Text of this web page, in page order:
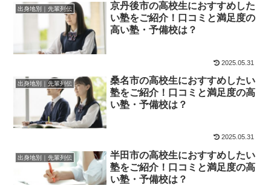
出身地別｜先輩列伝
京丹後市の高校生におすすめした
い塾をご紹介！口コミと満足度の
高い塾・予備校は？
2025.05.31
出身地別｜先輩列伝
桑名市の高校生におすすめしたい
塾をご紹介！口コミと満足度の高
い塾・予備校は？
2025.05.31
出身地別｜先輩列伝
半田市の高校生におすすめしたい
塾をご紹介！口コミと満足度の高
い塾・予備校は？